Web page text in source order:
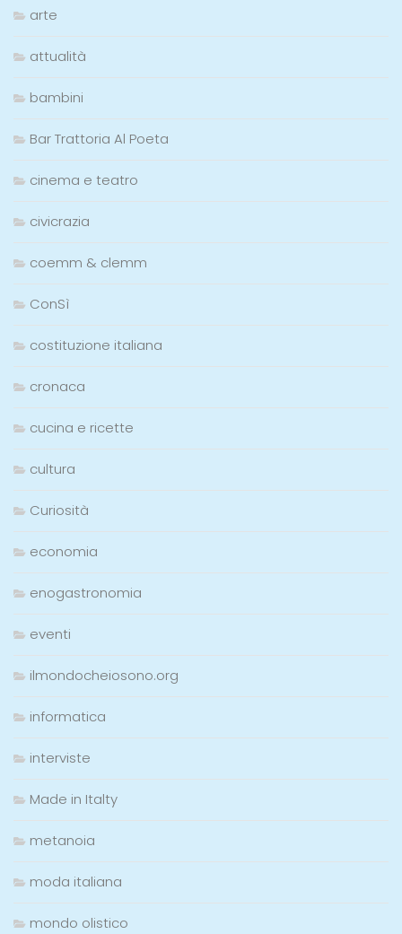
arte
attualità
bambini
Bar Trattoria Al Poeta
cinema e teatro
civicrazia
coemm & clemm
ConSì
costituzione italiana
cronaca
cucina e ricette
cultura
Curiosità
economia
enogastronomia
eventi
ilmondocheiosono.org
informatica
interviste
Made in Italty
metanoia
moda italiana
mondo olistico